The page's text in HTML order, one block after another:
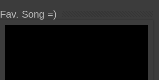
Fav. Song =)